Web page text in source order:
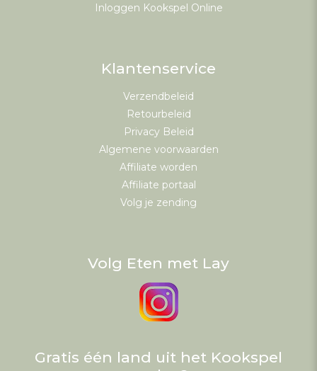
Inloggen Kookspel Online
Klantenservice
Verzendbeleid
Retourbeleid
Privacy Beleid
Algemene voorwaarden
Affiliate worden
Affiliate portaal
Volg je zending
Volg Eten met Lay
Gratis één land uit het Kookspel